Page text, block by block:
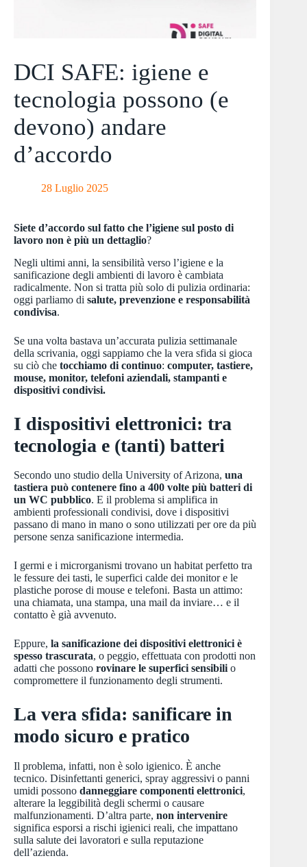
DCI SAFE: igiene e
tecnologia possono (e
devono) andare
d’accordo
28 Luglio 2025
Siete d’accordo sul fatto che l’igiene sul posto di
lavoro non è più un dettaglio?
Negli ultimi anni, la sensibilità verso l’igiene e la
sanificazione degli ambienti di lavoro è cambiata
radicalmente. Non si tratta più solo di pulizia ordinaria:
oggi parliamo di salute, prevenzione e responsabilità
condivisa.
Se una volta bastava un’accurata pulizia settimanale
della scrivania, oggi sappiamo che la vera sfida si gioca
su ciò che tocchiamo di continuo: computer, tastiere,
mouse, monitor, telefoni aziendali, stampanti e
dispositivi condivisi.
I dispositivi elettronici: tra
tecnologia e (tanti) batteri
Secondo uno studio della University of Arizona, una
tastiera può contenere fino a 400 volte più batteri di
un WC pubblico. E il problema si amplifica in
ambienti professionali condivisi, dove i dispositivi
passano di mano in mano o sono utilizzati per ore da più
persone senza sanificazione intermedia.
I germi e i microrganismi trovano un habitat perfetto tra
le fessure dei tasti, le superfici calde dei monitor e le
plastiche porose di mouse e telefoni. Basta un attimo:
una chiamata, una stampa, una mail da inviare… e il
contatto è già avvenuto.
Eppure, la sanificazione dei dispositivi elettronici è
spesso trascurata, o peggio, effettuata con prodotti non
adatti che possono rovinare le superfici sensibilio
compromettere il funzionamento degli strumenti.
La vera sfida: sanificare in
modo sicuro e pratico
Il problema, infatti, non è solo igienico. È anche
tecnico. Disinfettanti generici, spray aggressivi o panni
umidi possono danneggiare componenti elettronici,
alterare la leggibilità degli schermi o causare
malfunzionamenti. D’altra parte, non intervenire
significa esporsi a rischi igienici reali, che impattano
sulla salute dei lavoratori e sulla reputazione
dell’azienda.